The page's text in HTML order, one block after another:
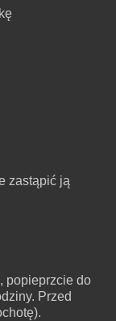
zastąpić ją
popieprzcie do
Przed